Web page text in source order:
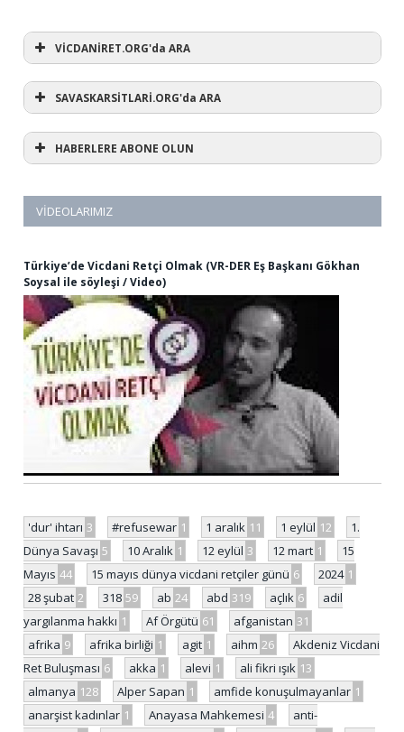
VİCDANİRET.ORG'da ARA
SAVASKARSİTLARİ.ORG'da ARA
HABERLERE ABONE OLUN
VIDEOLARIMIZ
Türkiye’de Vicdani Retçi Olmak (VR-DER Eş Başkanı Gökhan
Soysal ile söyleşi / Video)
'dur' ihtarı 3 #refusewar 1 1 aralık 11 1 eylül 12
1.
Dünya Savaşı 5 10 Aralık 1 12 eylül 3 12 mart 1
15
Mayıs 44 15 mayıs dünya vicdani retçiler günü 6 2024 1
28 şubat 2 318 59 ab 24 abd 319 açlık 6
adil
yargılanma hakkı 1 Af Örgütü 61 afganistan 31
afrika 9 afrika birliği 1 agit 1 aihm 26
Akdeniz Vicdani
Ret Buluşması 6 akka 1 alevi 1 ali fikri ışık 13
almanya 128 Alper Sapan 1 amfide konuşulmayanlar 1
anarşist kadınlar 1 Anayasa Mahkemesi 4
anti-